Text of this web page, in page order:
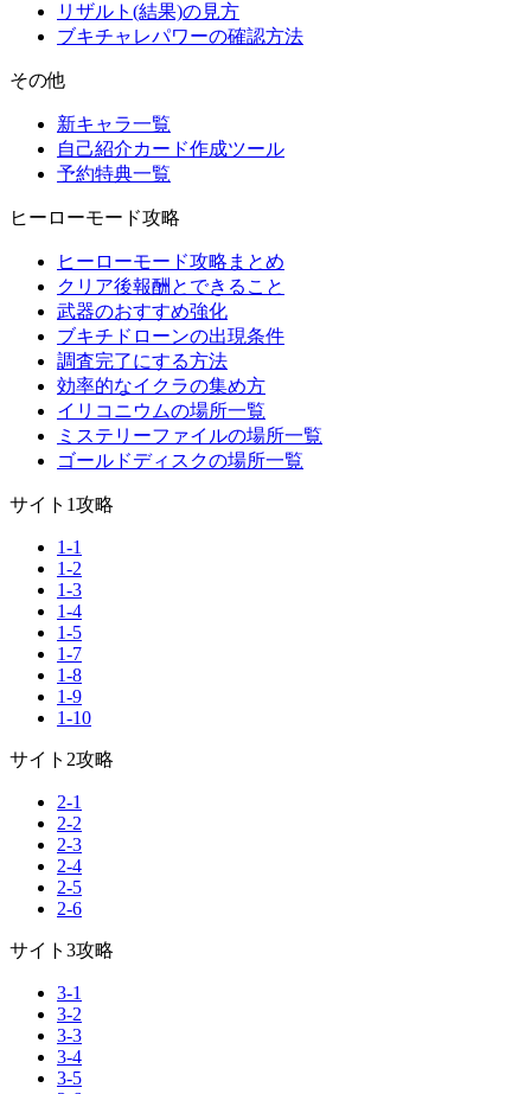
リザルト(結果)の見方
ブキチャレパワーの確認方法
その他
新キャラ一覧
自己紹介カード作成ツール
予約特典一覧
ヒーローモード攻略
ヒーローモード攻略まとめ
クリア後報酬とできること
武器のおすすめ強化
ブキチドローンの出現条件
調査完了にする方法
効率的なイクラの集め方
イリコニウムの場所一覧
ミステリーファイルの場所一覧
ゴールドディスクの場所一覧
サイト1攻略
1-1
1-2
1-3
1-4
1-5
1-7
1-8
1-9
1-10
サイト2攻略
2-1
2-2
2-3
2-4
2-5
2-6
サイト3攻略
3-1
3-2
3-3
3-4
3-5